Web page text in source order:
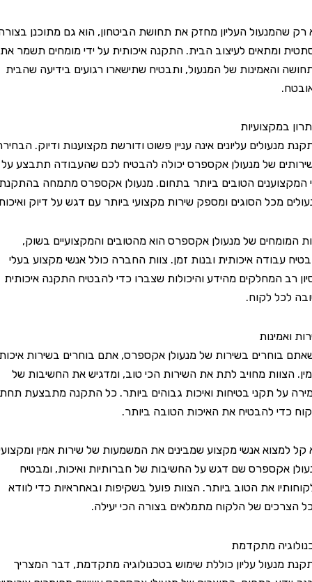
העליון מחזק את תחושת הביטחון, הוא גם מתוכנן בצורה
ומתאים לעיצוב הבית. התקנה איכותית על ידי מומחים תשמר את
והאמינות של המנעול, ותבטיח שתישארו רגועים בידיעה שהבית
עליונים אינה עניין פשוט ודורשת מקצוענות ודיוק. הבחירה
של מנעולן אקספרס יכולה להבטיח לכם שהעבודה תתבצע על
הטובים ביותר בתחום. מנעולן אקספרס מתמחה בהתקנת
מכל הסוגים ומספק שירות מקצועי ביותר עם דגש על דיוק ואיכות.
של מנעולן אקספרס הוא מהטובים והמקצועיים בשוק,
איכותית ובנות זמן. צוות החברה כולל אנשי מקצוע בעלי
המחלקים מהידע והיכולות שצברו כדי להבטיח התקנה איכותית
לקוח.
בשירות של מנעולן אקספרס, אתם בוחרים בשירות איכותי
מחויב לתת את השירות הכי טוב, ומדגיש את החשיבות של
תקני בטיחות ואיכות גבוהים ביותר. כל התקנה מתבצעת תחת
להבטיח את האיכות הטובה ביותר.
אנשי מקצוע שמבינים את המשמעות של שירות אמין ומקצועי.
אקספרס שם דגש על החשיבות של חברותיות ואיכות, ומבטיח
את הטוב ביותר. הצוות פועל בשקיפות ובאחראיות כדי לוודא
של הלקוח מתמלאים בצורה הכי יעילה.
מתקדמת
עליון כוללת שימוש בטכנולוגיה מתקדמת, דבר המצריך